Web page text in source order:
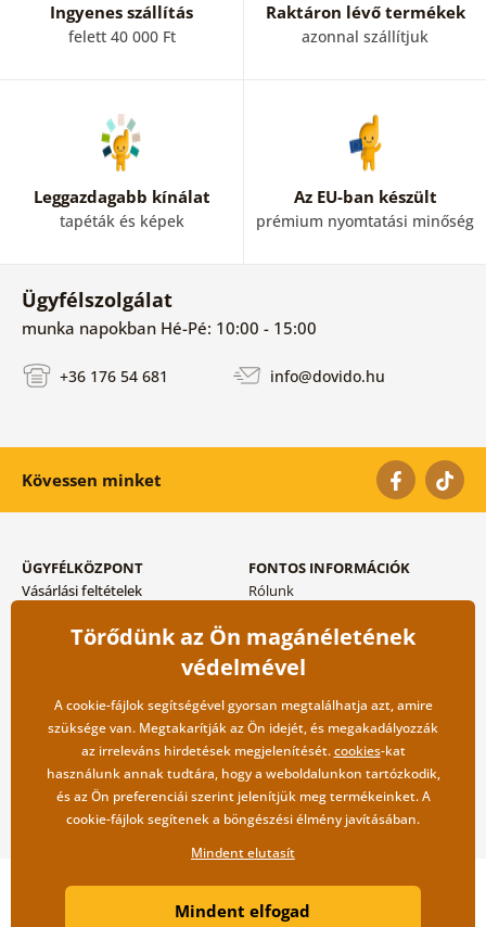
Ingyenes szállítás
felett 40 000 Ft
Raktáron lévő termékek
azonnal szállítjuk
Leggazdagabb kínálat
tapéták és képek
Az EU-ban készült
prémium nyomtatási minőség
Ügyfélszolgálat
munka napokban Hé-Pé: 10:00 - 15:00
+36 176 54 681 info@dovido.hu
Kövessen minket
ÜGYFÉLKÖZPONT
Vásárlási feltételek
Szállítási és fizetési módok
FONTOS INFORMÁCIÓK
Rólunk
Blog
Kapcsolat
Nagykereskedelmi
együttműködés
Copyright ©2019 © Dovido.hu.
Litvanyi.sk| A webáruházat készítette
Törődünk az Ön magánéletének
védelmével
A cookie-fájlok segítségével gyorsan megtalálhatja azt, amire
szüksége van. Megtakarítják az Ön idejét, és megakadályozzák
az irreleváns hirdetések megjelenítését.cookies-kat
használunk annak tudtára, hogy a weboldalunkon tartózkodik,
és az Ön preferenciái szerint jelenítjük meg termékeinket. A
cookie-fájlok segítenek a böngészési élmény javításában.
Mindent elutasít
Mindent elfogad